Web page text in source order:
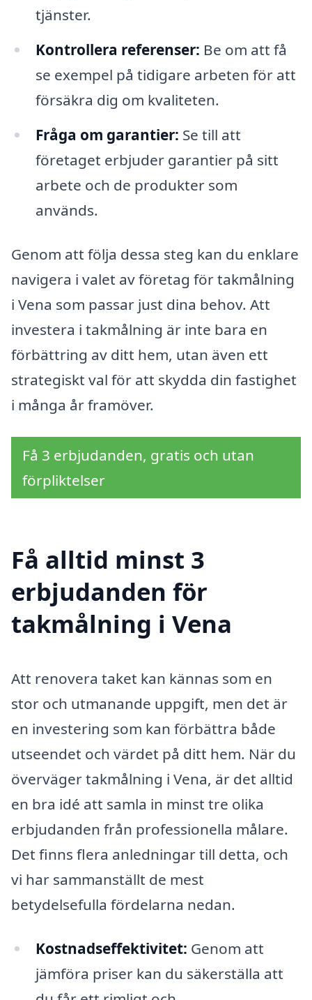
tjänster.
Kontrollera referenser: Be om att få
se exempel på tidigare arbeten för att
försäkra dig om kvaliteten.
Fråga om garantier: Se till att
företaget erbjuder garantier på sitt
arbete och de produkter som
används.
Genom att följa dessa steg kan du enklare
navigera i valet av företag för takmålning
i Vena som passar just dina behov. Att
investera i takmålning är inte bara en
förbättring av ditt hem, utan även ett
strategiskt val för att skydda din fastighet
i många år framöver.
Få 3 erbjudanden, gratis och utan
förpliktelser
Få alltid minst 3
erbjudanden för
takmålning i Vena
Att renovera taket kan kännas som en
stor och utmanande uppgift, men det är
en investering som kan förbättra både
utseendet och värdet på ditt hem. När du
överväger takmålning i Vena, är det alltid
en bra idé att samla in minst tre olika
erbjudanden från professionella målare.
Det finns flera anledningar till detta, och
vi har sammanställt de mest
betydelsefulla fördelarna nedan.
Kostnadseffektivitet: Genom att
jämföra priser kan du säkerställa att